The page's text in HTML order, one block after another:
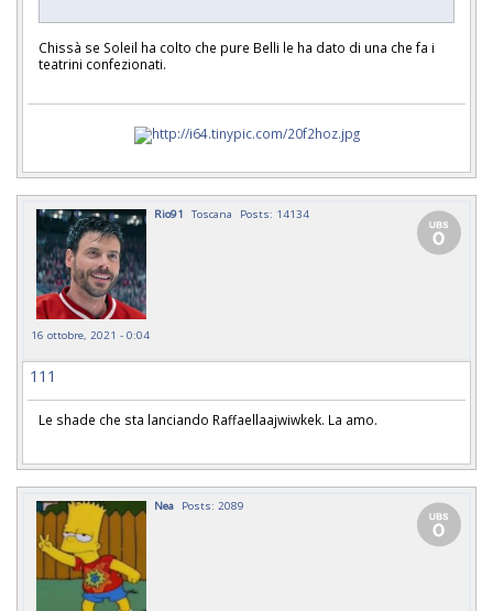
Chissà se Soleil ha colto che pure Belli le ha dato di una che fa i
teatrini confezionati.
Rio91 Toscana Posts: 14134
16 ottobre, 2021 - 0:04
111
Le shade che sta lanciando Raffaellaajwiwkek. La amo.
Nea Posts: 2089